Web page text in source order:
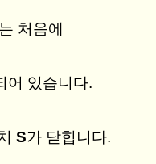
는 처음에
어 있습니다.
S가 닫힙니다.